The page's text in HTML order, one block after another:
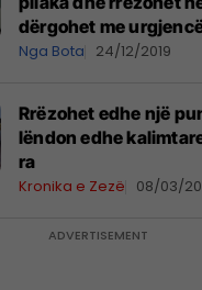
dërgohet me
ushtarak
Nga Bota 24/12/2019
Rrëzohet edhe një
lëndon edhe
ra
Kronika e Zezë 08/03/